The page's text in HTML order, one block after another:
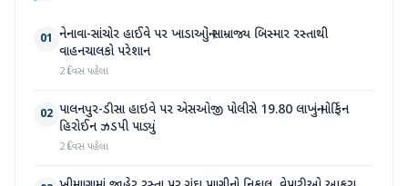
01 નેનાવા-સાંચોર હાઈવે પર ખાડાઓનું સામ્રાજ્ય બિસ્માર રસ્તાથી
વાહનચાલકો પરેશાન
2 દિવસ પહેલા
02 પાલનપુર-ડીસા હાઇવે પર એસઓજી પોલીસે 19.80 લાખનું મોર્ફિન
હિરોઈન ઝડપી પાડ્યું
2 દિવસ પહેલા